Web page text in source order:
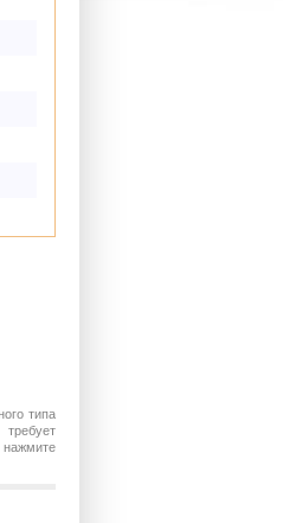
типа
нажмите